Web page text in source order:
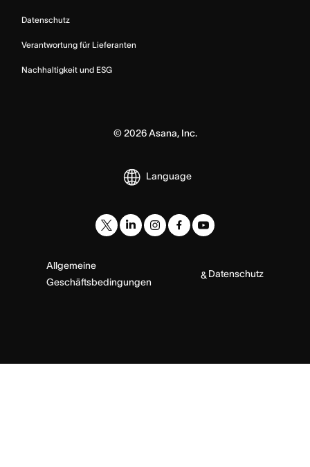
Datenschutz
Verantwortung für Lieferanten
Nachhaltigkeit und ESG
© 2026Asana, Inc.
Language
Allgemeine
Geschäftsbedingungen
& Datenschutz